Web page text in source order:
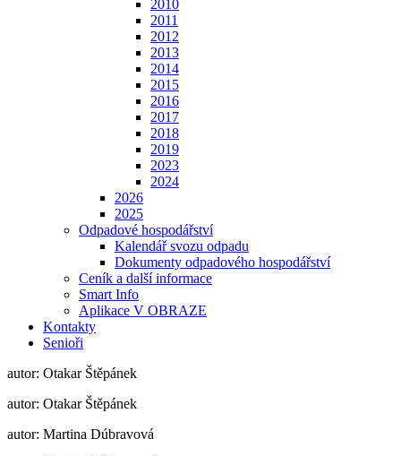
2010
2011
2012
2013
2014
2015
2016
2017
2018
2019
2023
2024
2026
2025
Odpadové hospodářství
Kalendář svozu odpadu
Dokumenty odpadového hospodářství
Ceník a další informace
Smart Info
Aplikace V OBRAZE
Kontakty
Senioři
autor: Otakar Štěpánek
autor: Otakar Štěpánek
autor: Martina Dúbravová